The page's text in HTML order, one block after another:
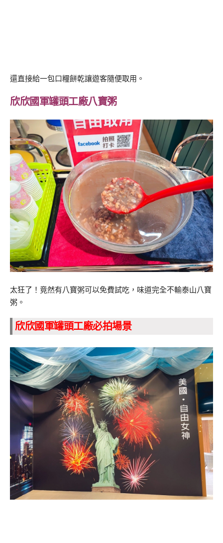
還直接給一包口糧餅乾讓遊客隨便取用。
欣欣國軍罐頭工廠八寶粥
太狂了！竟然有八寶粥可以免費試吃，味道完全不輸泰山八寶
粥。
欣欣國軍罐頭工廠必拍場景